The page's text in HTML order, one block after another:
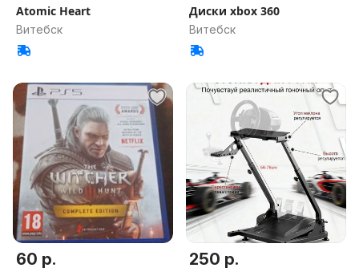
Atomic Heart
Витебск
Диски xbox 360
Витебск
60 р. 250 р.